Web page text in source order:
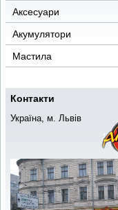
Аксесуари
Акумулятори
Мастила
Контакти
Україна, м. Львів